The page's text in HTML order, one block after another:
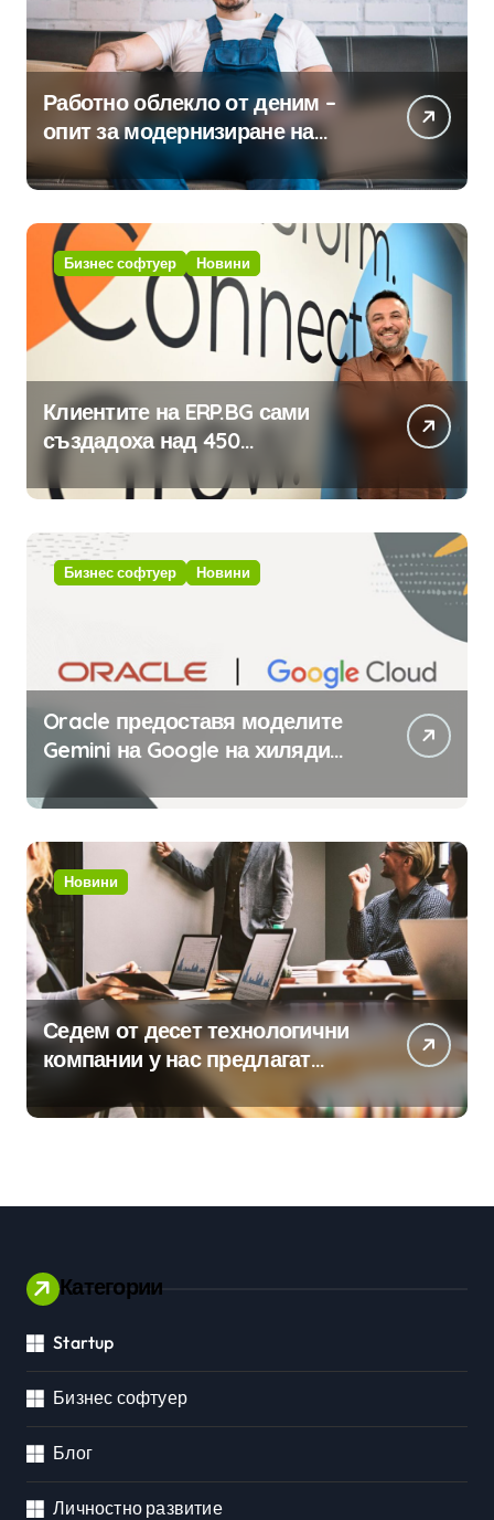
Работно облекло от деним –
опит за модернизиране на
традицията
Бизнес софтуер Новини
Клиентите на ERP.BG сами
създадоха над 450
приложения за ERP системата
с помощта на вградения в нея
изкуствен интелект
Бизнес софтуер Новини
Oracle предоставя моделите
Gemini на Google на хиляди
клиенти на бизнес
приложения
Новини
Седем от десет технологични
компании у нас предлагат
хибридна работа
Категории
Startup
Бизнес софтуер
Блог
Личностно развитие